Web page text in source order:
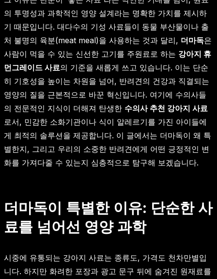
의 투명성과 과학적인 영양 설계라는 명확한 가치를 제시하
기 때문입니다. 대다수의 기성 사료들이 동물 부산물이나 출
처 불명의 육분(meat meal)을 사용하는 것과 달리, 더마독은
사람이 먹을 수 있는 신선한 고기를 주원료로 하는 강아지 휴
먼그레이드 사료의 기준을 새롭게 쓰고 있습니다. 이는 단순
히 기호성을 높이는 차원을 넘어, 반려견의 건강과 직결되는
영양의 질을 근본적으로 바꾼 혁신입니다. 여기에 수의사들
의 전문적인 지식이 더해져 탄생한 수의사 추천 강아지 사료
로서, 민감한 소화기관이나 식이 알레르기를 가진 아이들에
게 최적의 솔루션을 제공합니다. 이 글에서는 더마독이 왜 특
별한지, 그리고 우리의 소중한 반려견에게 어떤 긍정적인 변
화를 가져다줄 수 있는지 심층적으로 탐구해 보겠습니다.
더마독이 특별한 이유: 단순한 사
료를 넘어선 영양 과학
시중에 유통되는 강아지 사료는 종류도, 가격도 천차만별입
니다. 하지만 화려한 포장과 광고 문구 뒤에 숨겨진 원재료를